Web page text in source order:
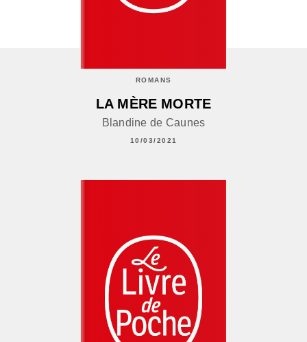
ROMANS
LA MÈRE MORTE
Blandine de Caunes
10/03/2021